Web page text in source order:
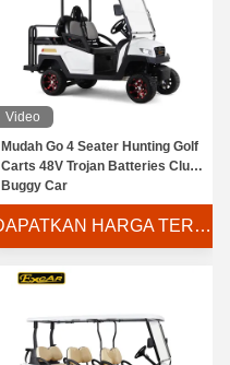
Video
Mudah Go 4 Seater Hunting Golf
Carts 48V Trojan Batteries Club
Buggy Car
DAPATKAN HARGA TERBAIK